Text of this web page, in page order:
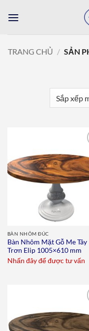
qua
TRANG CHỦ / SẢN
BÀN NHÔM ĐÚC
Bàn Nhôm Mặt Gỗ Me Tây
Trơn Elip 1005×610 mm
Nhấn đây để được tư vấn